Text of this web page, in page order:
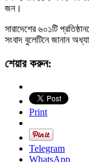
জন।
সারাদেশের ৬০১টি
সংবাদ বুলেটিনে জানান
শেয়ার করুন:
Print
Telegram
WhatsApp